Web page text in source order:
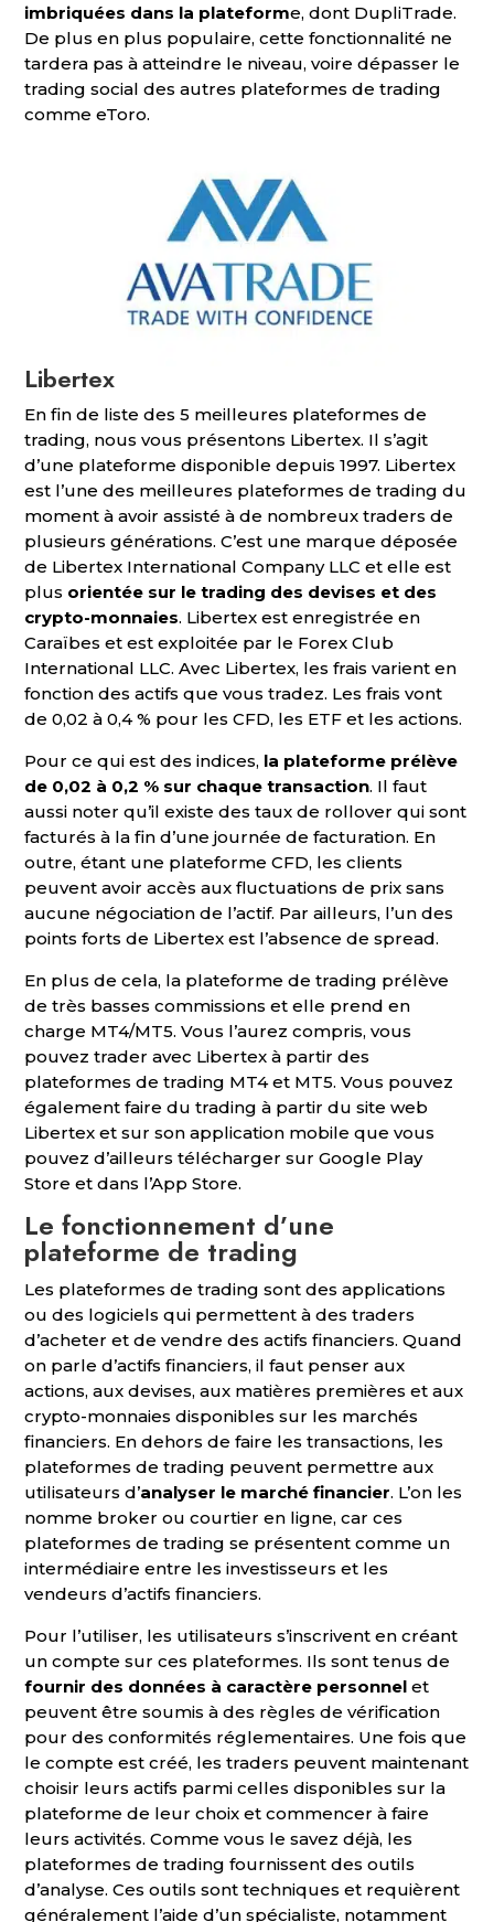
imbriquées dans la plateforme, dont DupliTrade.
De plus en plus populaire, cette fonctionnalité ne
tardera pas à atteindre le niveau, voire dépasser le
trading social des autres plateformes de trading
comme eToro.
Libertex
En fin de liste des 5 meilleures plateformes de
trading, nous vous présentons Libertex. Il s’agit
d’une plateforme disponible depuis 1997. Libertex
est l’une des meilleures plateformes de trading du
moment à avoir assisté à de nombreux traders de
plusieurs générations. C’est une marque déposée
de Libertex International Company LLC et elle est
plus orientée sur le trading des devises et des
crypto-monnaies. Libertex est enregistrée en
Caraïbes et est exploitée par le Forex Club
International LLC. Avec Libertex, les frais varient en
fonction des actifs que vous tradez. Les frais vont
de 0,02 à 0,4 % pour les CFD, les ETF et les actions.
Pour ce qui est des indices, la plateforme prélève
de 0,02 à 0,2 % sur chaque transaction. Il faut
aussi noter qu’il existe des taux de rollover qui sont
facturés à la fin d’une journée de facturation. En
outre, étant une plateforme CFD, les clients
peuvent avoir accès aux fluctuations de prix sans
aucune négociation de l’actif. Par ailleurs, l’un des
points forts de Libertex est l’absence de spread.
En plus de cela, la plateforme de trading prélève
de très basses commissions et elle prend en
charge MT4/MT5. Vous l’aurez compris, vous
pouvez trader avec Libertex à partir des
plateformes de trading MT4 et MT5. Vous pouvez
également faire du trading à partir du site web
Libertex et sur son application mobile que vous
pouvez d’ailleurs télécharger sur Google Play
Store et dans l’App Store.
Le fonctionnement d’une
plateforme de trading
Les plateformes de trading sont des applications
ou des logiciels qui permettent à des traders
d’acheter et de vendre des actifs financiers. Quand
on parle d’actifs financiers, il faut penser aux
actions, aux devises, aux matières premières et aux
crypto-monnaies disponibles sur les marchés
financiers. En dehors de faire les transactions, les
plateformes de trading peuvent permettre aux
utilisateurs d’analyser le marché financier. L’on les
nomme broker ou courtier en ligne, car ces
plateformes de trading se présentent comme un
intermédiaire entre les investisseurs et les
vendeurs d’actifs financiers.
Pour l’utiliser, les utilisateurs s’inscrivent en créant
un compte sur ces plateformes. Ils sont tenus de
fournir des données à caractère personnel et
peuvent être soumis à des règles de vérification
pour des conformités réglementaires. Une fois que
le compte est créé, les traders peuvent maintenant
choisir leurs actifs parmi celles disponibles sur la
plateforme de leur choix et commencer à faire
leurs activités. Comme vous le savez déjà, les
plateformes de trading fournissent des outils
d’analyse. Ces outils sont techniques et requièrent
généralement l’aide d’un spécialiste, notamment